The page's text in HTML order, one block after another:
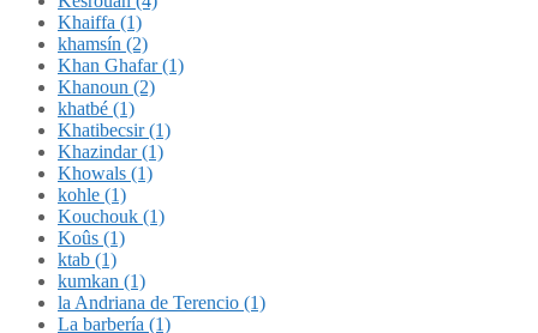
Khaiffa (1)
khamsín (2)
Khan Ghafar (1)
Khanoun (2)
khatbé (1)
Khatibecsir (1)
Khazindar (1)
Khowals (1)
kohle (1)
Kouchouk (1)
Koûs (1)
ktab (1)
kumkan (1)
la Andriana de Terencio (1)
La barbería (1)